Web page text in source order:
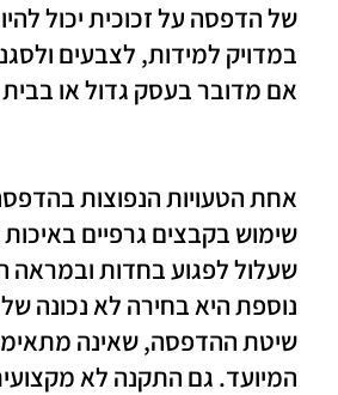
של הדפסה על זכוכית יכול
במדויק למידות, לצבעים
אם מדובר בעסק גדול או
אחת הטעויות הנפוצות
שימוש בקבצים גרפיים
שעלול לפגוע בחדות ובמראה
נוספת היא בחירה לא נכונה של
שיטת ההדפסה, שאינה
המיועד. גם התקנה לא